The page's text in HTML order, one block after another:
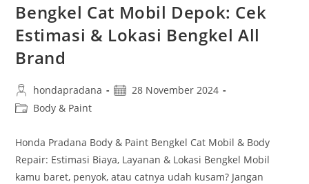
Bengkel Cat Mobil Depok: Cek
Estimasi & Lokasi Bengkel All
Brand
hondapradana
28 November 2024
Body & Paint
Honda Pradana Body & Paint Bengkel Cat Mobil & Body
Repair: Estimasi Biaya, Layanan & Lokasi Bengkel Mobil
kamu baret, penyok, atau catnya udah kusam? Jangan